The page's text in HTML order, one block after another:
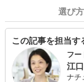
選び方
この記事を担当す
フー
江
ナチ